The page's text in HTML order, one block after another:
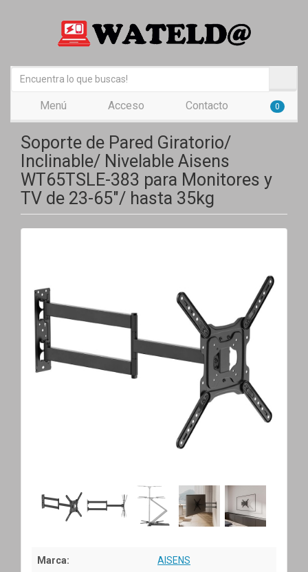
Menú Acceso Contacto 0
Soporte de Pared Giratorio/
Inclinable/ Nivelable Aisens
WT65TSLE-383 para Monitores y
TV de 23-65"/ hasta 35kg
Marca: AISENS